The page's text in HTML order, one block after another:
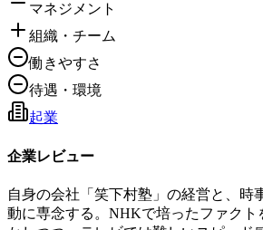
マネジメント
組織・チーム
働きやすさ
待遇・環境
起業
企業レビュー
自身の会社「笑下村塾」の経営と、時
動に専念する。NHKで培ったファクト